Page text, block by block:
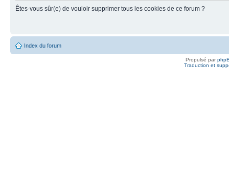
Êtes-vous sûr(e) de vouloir supprimer tous les cookies de ce forum ?
Index du forum
Propulsé par
Traduction et